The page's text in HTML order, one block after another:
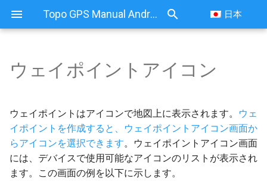
Topo GPS Manual Android 日本
ウェイポイントアイコン
デフォルトアイコン
定義済みアイコン
アイコンの作成
ウェイポイントアイコン
ウェイポイントはアイコンで地図上に表示されます。
ウェ
イポイントを作成すると、ウェイポイントアイコン画面か
らアイコンを選択できます。ウェイポイントアイコン画面
には、デバイスで使用可能なアイコンのリストが表示され
ます。この画面の例を以下に示します。